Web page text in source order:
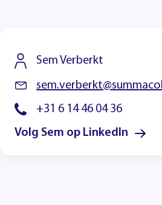
Sem Verberkt
+31 6 14 46 04 36
Volg Sem op LinkedIn